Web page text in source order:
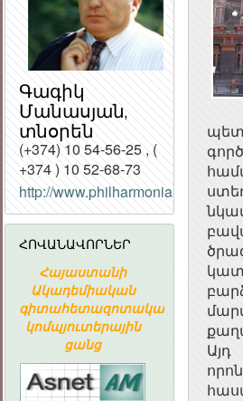
Գագիկ
Մանասյան,
տնօրեն
(+374) 10 54-56-25 , (
+374 ) 10 52-68-73
http://www.philharmonia.am/
ՀՈՎԱՆԱՎՈՐՆԵՐ
Հայաստանի
Ակադեմիական
գիտահետազոտական
կոմպյուտերային
ցանց
Այդ